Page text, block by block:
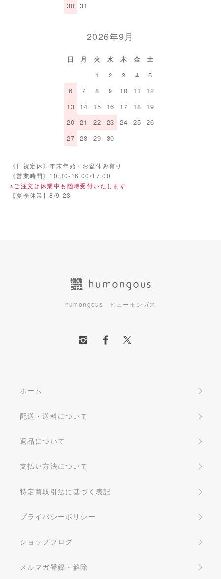
30
31
2026年9月
日 月 火 水 木 金
土
1
2 3 4
5
6
7 8 9 10 11
12
13
14 15 16 17 18
19
20
21 22 23 24 25
26
27
28 29 30
《日祝定休》年末年始・お盆休み有り
《営業時間》10:30-16:00/17:00
※ご注文は休業中も随時受付いたします
【夏季休業】8/9-23
humongous ヒューモンガス
ホーム
配送・送料について
返品について
支払い方法について
特定商取引法に基づく表記
プライバシーポリシー
ショップブログ
メルマガ登録・解除